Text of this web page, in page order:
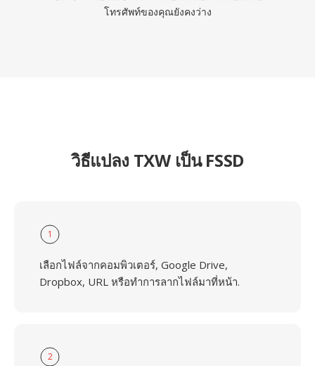
โทรศัพท์ของคุณยังคงว่าง
วิธีแปลง TXW เป็น FSSD
1
เลือกไฟล์จากคอมพิวเตอร์, Google Drive,
Dropbox, URL หรือทำการลากไฟล์มาที่หน้า.
2